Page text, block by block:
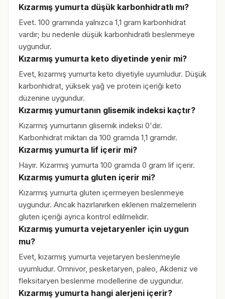
Kızarmış yumurta düşük karbonhidratlı mı?
Evet. 100 gramında yalnızca 1,1 gram karbonhidrat
vardır; bu nedenle düşük karbonhidratlı beslenmeye
uygundur.
Kızarmış yumurta keto diyetinde yenir mi?
Evet, kızarmış yumurta keto diyetiyle uyumludur. Düşük
karbonhidrat, yüksek yağ ve protein içeriği keto
düzenine uygundur.
Kızarmış yumurtanın glisemik indeksi kaçtır?
Kızarmış yumurtanın glisemik indeksi 0'dır.
Karbonhidrat miktarı da 100 gramda 1,1 gramdır.
Kızarmış yumurta lif içerir mi?
Hayır. Kızarmış yumurta 100 gramda 0 gram lif içerir.
Kızarmış yumurta gluten içerir mi?
Kızarmış yumurta gluten içermeyen beslenmeye
uygundur. Ancak hazırlanırken eklenen malzemelerin
gluten içeriği ayrıca kontrol edilmelidir.
Kızarmış yumurta vejetaryenler için uygun
mu?
Evet, kızarmış yumurta vejetaryen beslenmeyle
uyumludur. Omnivor, pesketaryen, paleo, Akdeniz ve
fleksitaryen beslenme modellerine de uygundur.
Kızarmış yumurta hangi alerjeni içerir?